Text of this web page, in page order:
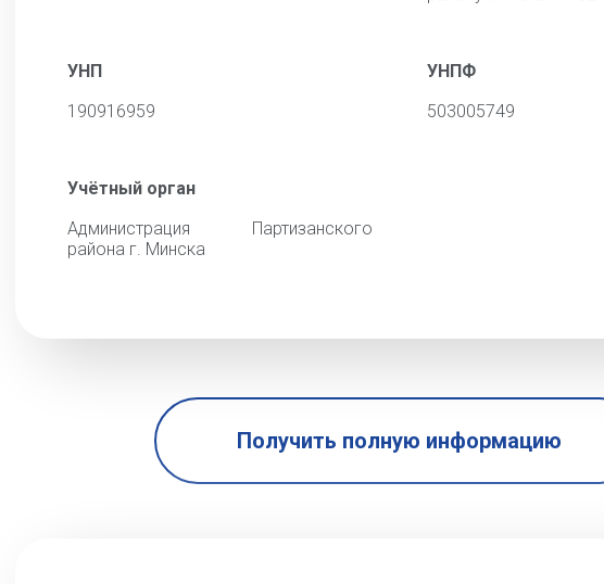
УНП
190916959
УНПФ
503005749
Учётный орган
Администрация Партизанского
района г. Минска
Получить полную информацию